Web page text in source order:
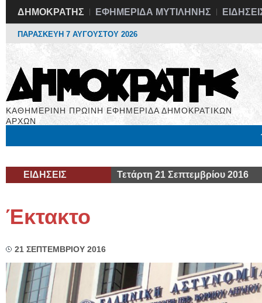
ΔΗΜΟΚΡΑΤΗΣ ΕΦΗΜΕΡΙΔΑ ΜΥΤΙΛΗΝΗΣ
ΠΑΡΑΣΚΕΥΗ 7 ΑΥΓΟΥΣΤΟΥ 2026
ΚΑΘΗΜΕΡΙΝΗ ΠΡΩΙΝΗ ΕΦΗΜΕΡΙΔΑ ΔΗΜΟΚΡΑΤΙΚΩΝ
ΑΡΧΩΝ
ΕΙΔΗΣΕΙΣ Τετάρτη 21 Σεπτεμβρίου 2016
Έκτακτο
21 ΣΕΠΤΕΜΒΡΙΟΥ 2016